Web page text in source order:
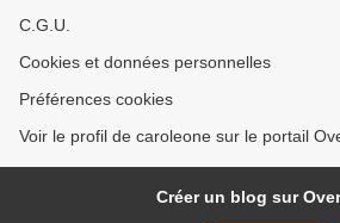
C.G.U.
Cookies et données personnelles
Préférences cookies
Voir le profil de caroleone sur le portail
Créer un blog sur